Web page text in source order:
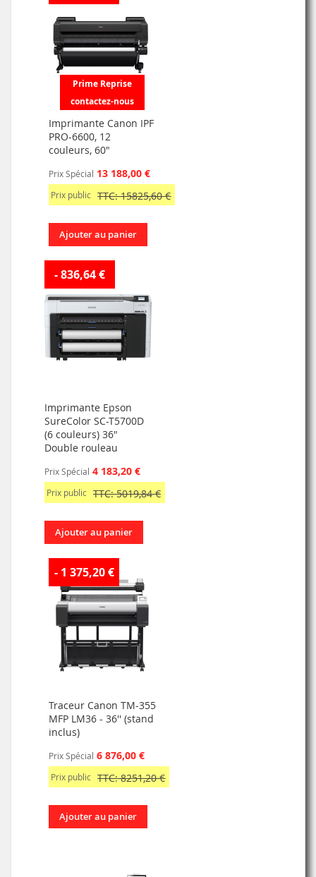
Prime Reprise
contactez-nous
Imprimante Canon IPF
PRO-6600, 12
couleurs, 60"
Prix Spécial 13 188,00 €
Prix public TTC: 15825,60 €
Ajouter au panier
- 836,64 €
Imprimante Epson
SureColor SC-T5700D
(6 couleurs) 36"
Double rouleau
Prix Spécial 4 183,20 €
Prix public TTC: 5019,84 €
Ajouter au panier
- 1 375,20 €
Traceur Canon TM-355
MFP LM36 - 36'' (stand
inclus)
Prix Spécial 6 876,00 €
Prix public TTC: 8251,20 €
Ajouter au panier